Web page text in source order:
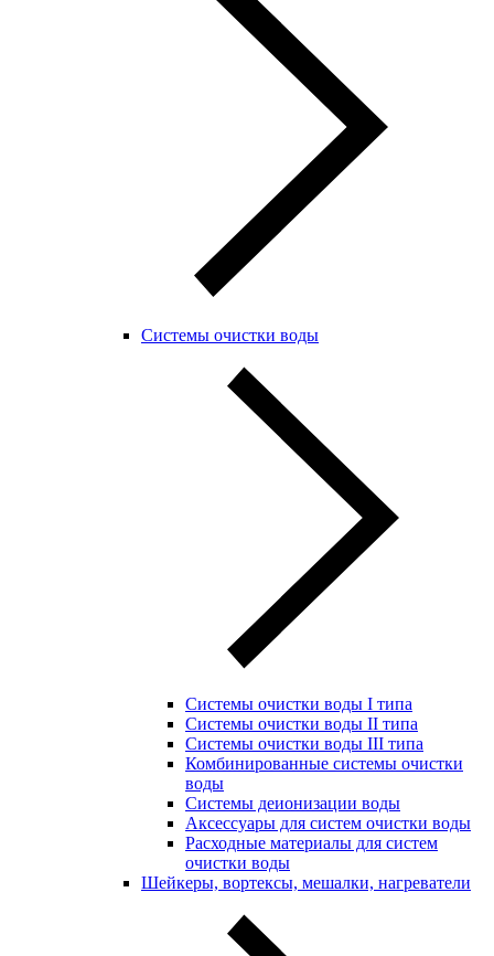
Системы очистки воды
Системы очистки воды I типа
Системы очистки воды II типа
Системы очистки воды III типа
Комбинированные системы очистки
воды
Системы деионизации воды
Аксессуары для систем очистки воды
Расходные материалы для систем
очистки воды
Шейкеры, вортексы, мешалки, нагреватели